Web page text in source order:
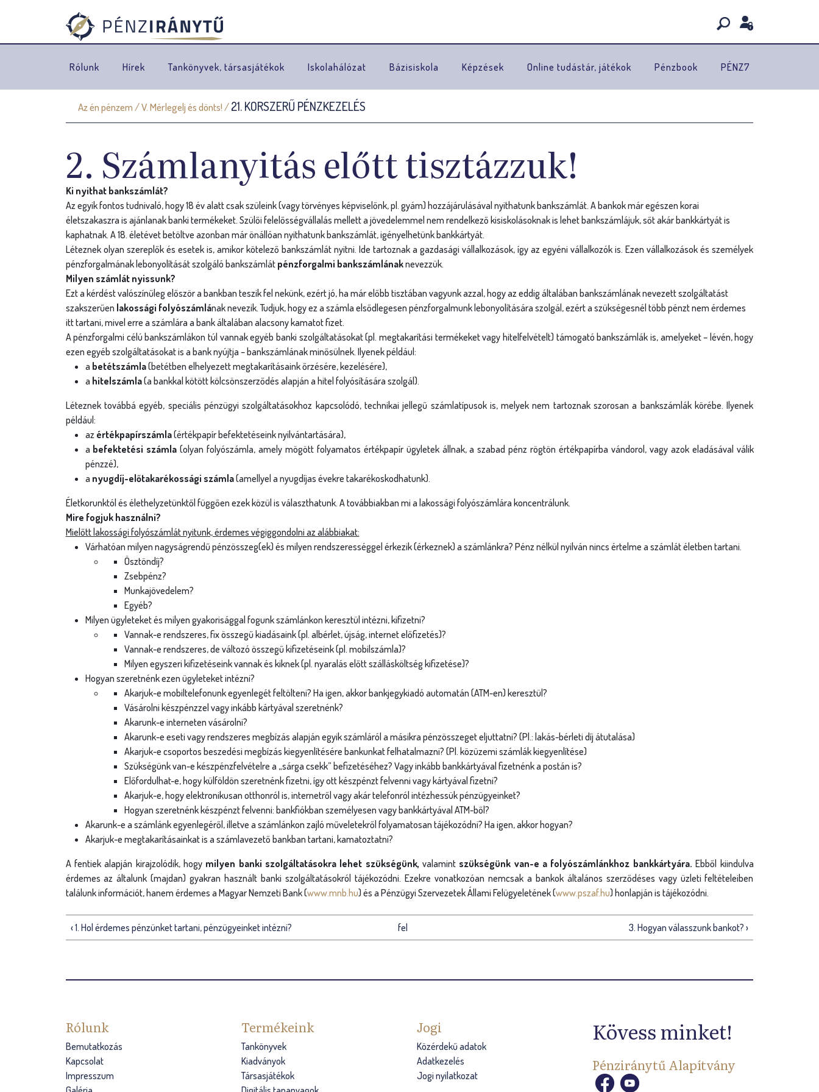
Rólunk Hírek Tankönyvek, társasjátékok Iskolahálózat Bázisiskola Képzések Online tudástár, játékok Pénzbook PÉNZ7
J
l
e
n
l
e
g
i
h
e
y
Az én pénzem/V. Mérlegelj és dönts!/21. KORSZERŰ PÉNZKEZELÉS
2. Számlanyitás előtt tisztázzuk!
Ki nyithat bankszámlát?
Az egyik fontos tudnivaló, hogy 18 év alatt csak szüleink (vagy törvényes képviselőnk, pl. gyám) hozzájárulásával nyithatunk bankszámlát. A bankok már egészen korai
életszakaszra is ajánlanak banki termékeket. Szülői felelősségvállalás mellett a jövedelemmel nem rendelkező kisiskolásoknak is lehet bankszámlájuk, sőt akár bankkártyát is
kaphatnak. A 18. életévet betöltve azonban már önállóan nyithatunk bankszámlát, igényelhetünk bankkártyát.
Léteznek olyan szereplők és esetek is, amikor kötelező bankszámlát nyitni. Ide tartoznak a gazdasági vállalkozások, így az egyéni vállalkozók is. Ezen vállalkozások és személyek
pénzforgalmának lebonyolítását szolgáló bankszámlát pénzforgalmi bankszámlánaknevezzük.
Milyen számlát nyissunk?
Ezt a kérdést valószínűleg először a bankban teszik fel nekünk, ezért jó, ha már előbb tisztában vagyunk azzal, hogy az eddig általában bankszámlának nevezett szolgáltatást
szakszerűen lakossági folyószámlának nevezik. Tudjuk, hogy ez a számla elsődlegesen pénzforgalmunk lebonyolítására szolgál, ezért a szükségesnél több pénzt nem érdemes
itt tartani, mivel erre a számlára a bank általában alacsony kamatot fizet.
A pénzforgalmi célú bankszámlákon túl vannak egyéb banki szolgáltatásokat (pl. megtakarítási termékeket vagy hitelfelvételt) támogató bankszámlák is, amelyeket – lévén, hogy
ezen egyéb szolgáltatásokat is a bank nyújtja – bankszámlának minősülnek. Ilyenek például:
a betétszámla(betétben elhelyezett megtakarításaink őrzésére, kezelésére),
a hitelszámla(a bankkal kötött kölcsönszerződés alapján a hitel folyósítására szolgál).
Léteznek továbbá egyéb, speciális pénzügyi szolgáltatásokhoz kapcsolódó, technikai jellegű számlatípusok is, melyek nem tartoznak szorosan a bankszámlák körébe. Ilyenek
például:
az értékpapírszámla(értékpapír befektetéseink nyilvántartására),
a befektetési számla (olyan folyószámla, amely mögött folyamatos értékpapír ügyletek állnak, a szabad pénz rögtön értékpapírba vándorol, vagy azok eladásával válik
pénzzé),
a nyugdíj-előtakarékossági számla(amellyel a nyugdíjas évekre takarékoskodhatunk).
Életkorunktól és élethelyzetünktől függően ezek közül is választhatunk. A továbbiakban mi a lakossági folyószámlára koncentrálunk.
Mire fogjuk használni?
Mielőtt lakossági folyószámlát nyitunk, érdemes végiggondolni az alábbiakat:
Várhatóan milyen nagyságrendű pénzösszeg(ek) és milyen rendszerességgel érkezik (érkeznek) a számlánkra? Pénz nélkül nyilván nincs értelme a számlát életben tartani.
Ösztöndíj?
Zsebpénz?
Munkajövedelem?
Egyéb?
Milyen ügyleteket és milyen gyakorisággal fogunk számlánkon keresztül intézni, kifizetni?
Vannak-e rendszeres, fix összegű kiadásaink (pl. albérlet, újság, internet előfizetés)?
Vannak-e rendszeres, de változó összegű kifizetéseink (pl. mobilszámla)?
Milyen egyszeri kifizetéseink vannak és kiknek (pl. nyaralás előtt szállásköltség kifizetése)?
Hogyan szeretnénk ezen ügyleteket intézni?
Akarjuk-e mobiltelefonunk egyenlegét feltölteni? Ha igen, akkor bankjegykiadó automatán (ATM-en) keresztül?
Vásárolni készpénzzel vagy inkább kártyával szeretnénk?
Akarunk-e interneten vásárolni?
Akarunk-e eseti vagy rendszeres megbízás alapján egyik számláról a másikra pénzösszeget eljuttatni? (Pl.: lakás-bérleti díj átutalása)
Akarjuk-e csoportos beszedési megbízás kiegyenlítésére bankunkat felhatalmazni? (Pl. közüzemi számlák kiegyenlítése)
Szükségünk van-e készpénzfelvételre a „sárga csekk” befizetéséhez? Vagy inkább bankkártyával fizetnénk a postán is?
Előfordulhat-e, hogy külföldön szeretnénk fizetni, így ott készpénzt felvenni vagy kártyával fizetni?
Akarjuk-e, hogy elektronikusan otthonról is, internetről vagy akár telefonról intézhessük pénzügyeinket?
Hogyan szeretnénk készpénzt felvenni: bankfiókban személyesen vagy bankkártyával ATM-ből?
Akarunk-e a számlánk egyenlegéről, illetve a számlánkon zajló műveletekről folyamatosan tájékozódni? Ha igen, akkor hogyan?
Akarjuk-e megtakarításainkat is a számlavezető bankban tartani, kamatoztatni?
A fentiek alapján kirajzolódik, hogy milyen banki szolgáltatásokra lehet szükségünk,valamint szükségünk van-e a folyószámlánkhoz bankkártyára. Ebből kiindulva
érdemes az általunk (majdan) gyakran használt banki szolgáltatásokról tájékozódni. Ezekre vonatkozóan nemcsak a bankok általános szerződéses vagy üzleti feltételeiben
találunk információt, hanem érdemes a Magyar Nemzeti Bank (www.mnb.hu) és a Pénzügyi Szervezetek Állami Felügyeletének (www.pszaf.hu) honlapján is tájékozódni.
‹ 1. Hol érdemes pénzünket tartani, pénzügyeinket intézni? fel 3. Hogyan válasszunk bankot? ›
Rólunk
Bemutatkozás
Kapcsolat
Impresszum
Termékeink
Tankönyvek
Kiadványok
Társasjátékok
Jogi
Közérdekű adatok
Adatkezelés
Jogi nyilatkozat
Kövess minket!
Pénziránytű Alapítvány